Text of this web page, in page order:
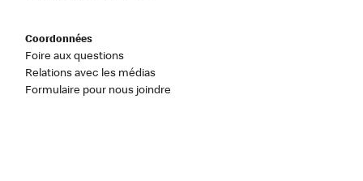
Coordonnées
Foire aux questions
Relations avec les médias
Formulaire pour nous joindre